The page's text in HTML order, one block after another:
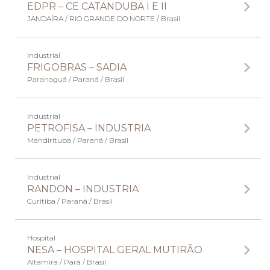
EDPR – CE CATANDUBA I E II
JANDAÍRA / RIO GRANDE DO NORTE / Brasil
Industrial
FRIGOBRAS – SADIA
Paranaguá / Paraná / Brasil
Industrial
PETROFISA – INDUSTRIA
Mandirituba / Paraná / Brasil
Industrial
RANDON – INDUSTRIA
Curitiba / Paraná / Brasil
Hospital
NESA – HOSPITAL GERAL MUTIRÃO
Altamira / Pará / Brasil